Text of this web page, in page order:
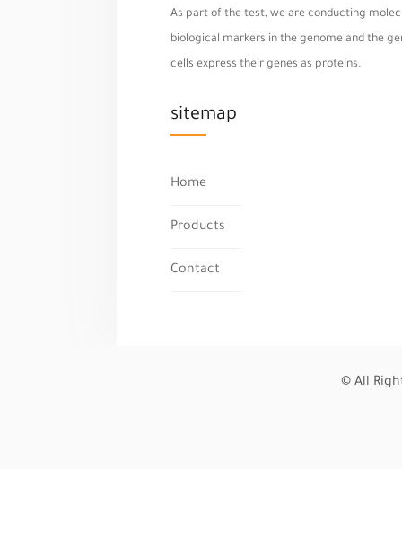
As part of the test, we are conducting
biological markers in the genome and the
cells express their genes as proteins.
sitemap
Home
Products
Contact
© All